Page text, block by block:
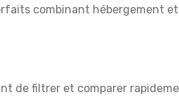
combinant hébergement
de filtrer et comparer